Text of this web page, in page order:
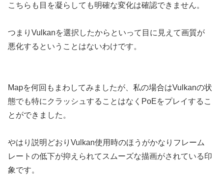
こちらも目を凝らしても明確な変化は確認できません。
つまりVulkanを選択したからといって目に見えて画質が
悪化するということはないわけです。
Mapを何回もまわしてみましたが、私の場合はVulkanの状
態でも特にクラッシュすることはなくPoEをプレイするこ
とができました。
やはり説明どおりVulkan使用時のほうがかなりフレーム
レートの低下が抑えられてスムーズな描画がされている印
象です。